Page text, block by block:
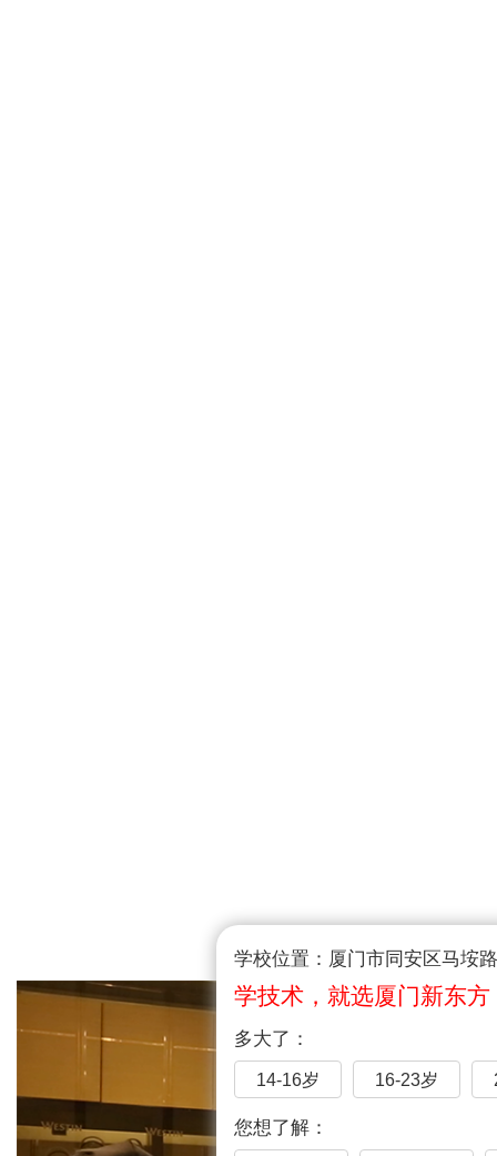
学校位置：厦门市同安区马垵
学技术，就选厦门新东方
多大了：
14-16岁 16-23岁
您想了解：